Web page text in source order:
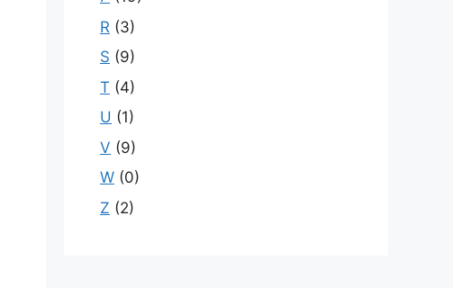
R (3)
S (9)
T (4)
U (1)
V (9)
W (0)
Z (2)